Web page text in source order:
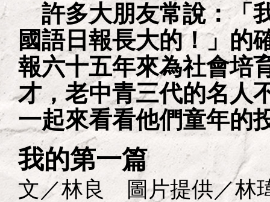
許多大朋友常說：「
國語日報長大的！」的
報六十五年來為社會培
才，老中青三代的名人
一起來看看他們童年的
我的第一篇
文／林良 圖片提供／林